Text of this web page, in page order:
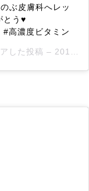
ぶ皮膚科へレッ
とう♥️
高濃度ビタミン
した投稿 – 2018年12月月18日午後1時22分PST